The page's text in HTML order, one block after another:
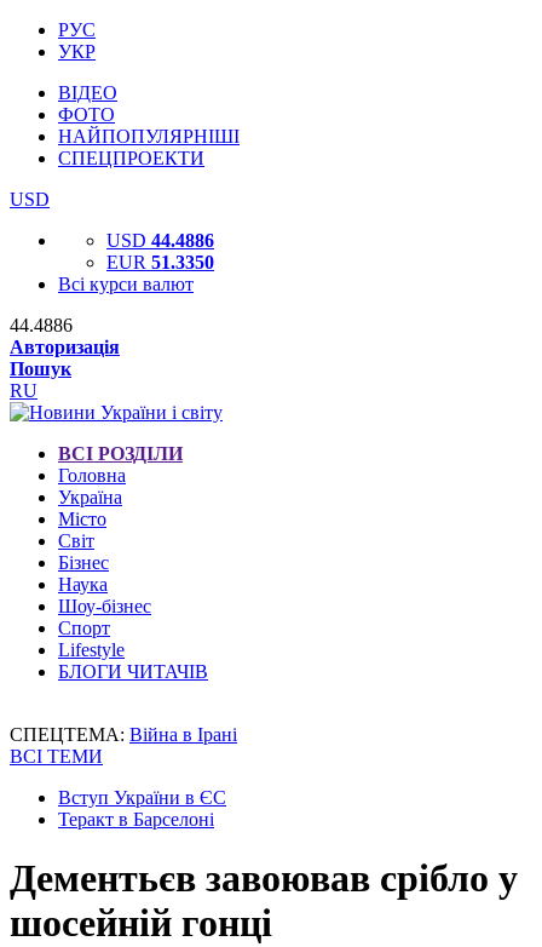
РУС
УКР
ВІДЕО
ФОТО
НАЙПОПУЛЯРНІШІ
СПЕЦПРОЕКТИ
USD
USD 44.4886
EUR 51.3350
Всі курси валют
44.4886
Авторизація
Пошук
RU
ВСІ РОЗДІЛИ
Головна
Україна
Місто
Світ
Бізнес
Наука
Шоу-бізнес
Спорт
Lifestyle
БЛОГИ ЧИТАЧІВ
СПЕЦТЕМА: Війна в Ірані
ВСІ ТЕМИ
Вступ України в ЄС
Теракт в Барселоні
Дементьєв завоював срібло у
шосейній гонці